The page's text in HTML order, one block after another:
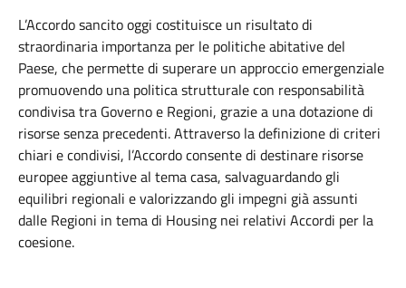
L’Accordo sancito oggi costituisce un risultato di
straordinaria importanza per le politiche abitative del
Paese, che permette di superare un approccio emergenziale
promuovendo una politica strutturale con responsabilità
condivisa tra Governo e Regioni, grazie a una dotazione di
risorse senza precedenti. Attraverso la definizione di criteri
chiari e condivisi, l’Accordo consente di destinare risorse
europee aggiuntive al tema casa, salvaguardando gli
equilibri regionali e valorizzando gli impegni già assunti
dalle Regioni in tema di Housing nei relativi Accordi per la
coesione.